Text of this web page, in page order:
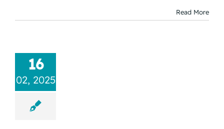
Read More
16
02, 2025